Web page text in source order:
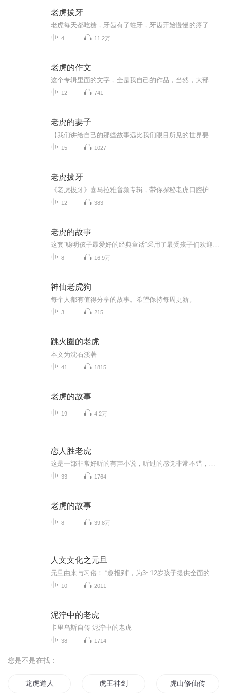
老虎拔牙
4 11.2万
老虎的作文
12 741
老虎的妻子
15 1027
老虎拔牙
12 383
老虎的故事
8 16.9万
神仙老虎狗
每个人都有值得分享的故事。希望保持每周更新。
3 215
跳火圈的老虎
本文为沈石溪著
41 1815
老虎的故事
19 4.2万
恋人胜老虎
33 1764
老虎的故事
8 39.8万
人文文化之元旦
10 2011
泥泞中的老虎
卡里乌斯自传 泥泞中的老虎
38 1714
您是不是在找：
龙虎道人 虎王神剑 虎山修仙传